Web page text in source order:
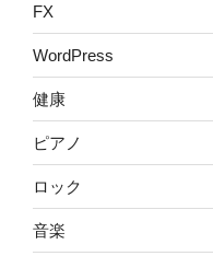
FX
WordPress
健康
ピアノ
ロック
音楽